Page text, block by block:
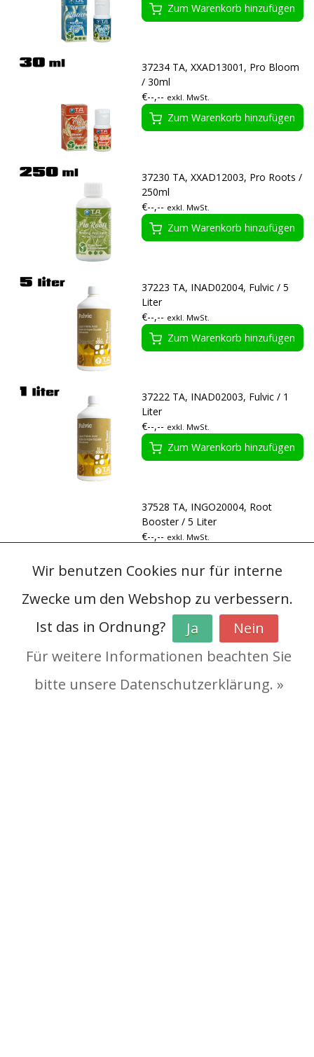
Zum Warenkorb hinzufügen
37234 TA, XXAD13001, Pro Bloom
/ 30ml
€--,-- exkl. MwSt.
Zum Warenkorb hinzufügen
37230 TA, XXAD12003, Pro Roots /
250ml
€--,-- exkl. MwSt.
Zum Warenkorb hinzufügen
37223 TA, INAD02004, Fulvic / 5
Liter
€--,-- exkl. MwSt.
Zum Warenkorb hinzufügen
37222 TA, INAD02003, Fulvic / 1
Liter
€--,-- exkl. MwSt.
Zum Warenkorb hinzufügen
37528 TA, INGO20004, Root
Booster / 5 Liter
€--,-- exkl. MwSt.
37527 TA, INGO20003, Root
Booster / 1 Liter
Wir benutzen Cookies nur für interne
Zwecke um den Webshop zu verbessern.
Ist das in Ordnung?
Ja
Nein
Für weitere Informationen beachten Sie
bitte unsere Datenschutzerklärung. »